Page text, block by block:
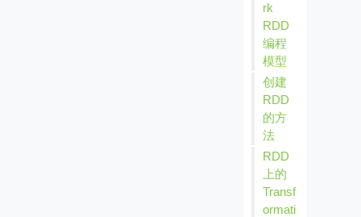
rk
RDD
编程
模型
创建
RDD
的方
法
RDD
上的
Transf
ormati